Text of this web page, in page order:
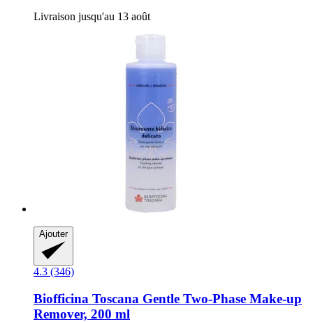
Livraison jusqu'au 13 août
Ajouter
4.3 (346)
Biofficina Toscana Gentle Two-​Phase Make-​up
Remover, 200 ml